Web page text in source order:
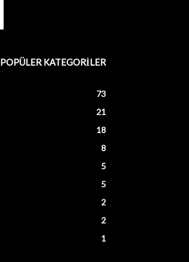
POPÜLER KATEGORİLER
73
21
18
8
5
5
2
2
1